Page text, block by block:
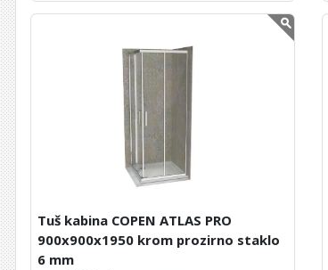
Tuš kabina COPEN ATLAS PRO
900x900x1950 krom prozirno staklo
6 mm